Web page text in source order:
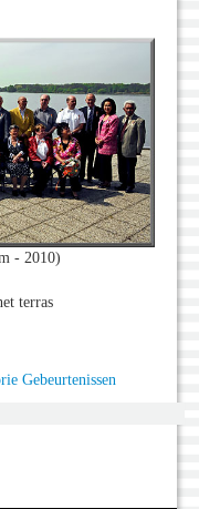
- 2010)
terras
Gebeurtenissen